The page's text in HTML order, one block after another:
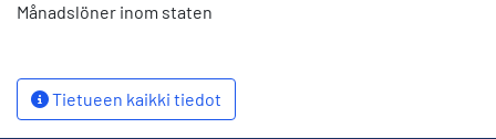
Månadslöner inom staten
Tietueen kaikki tiedot